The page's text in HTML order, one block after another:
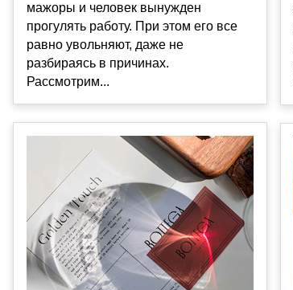
мажоры и человек вынужден
прогулять работу. При этом его все
равно увольняют, даже не
разбираясь в причинах.
Рассмотрим...